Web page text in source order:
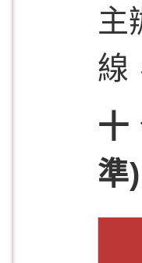
主
線
十
準)